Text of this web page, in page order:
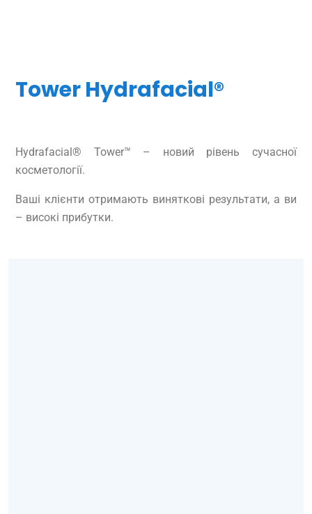
Tower Hydrafacial®
Hydrafacial® Tower™ – новий рівень сучасної
косметології.
Ваші клієнти отримають виняткові результати, а ви
– високі прибутки.